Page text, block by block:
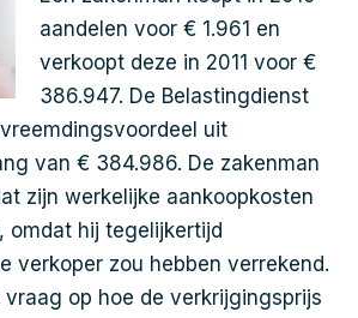
aandelen voor € 1.961 en
verkoopt deze in 2011 voor €
386.947. De Belastingdienst
uit
van € 384.986. De zakenman
zijn werkelijke aankoopkosten
omdat hij tegelijkertijd
verkoper zou hebben verrekend.
vraag op hoe de verkrijgingsprijs